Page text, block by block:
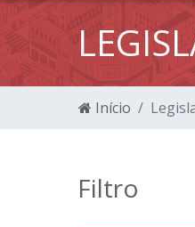
Início
Filtro